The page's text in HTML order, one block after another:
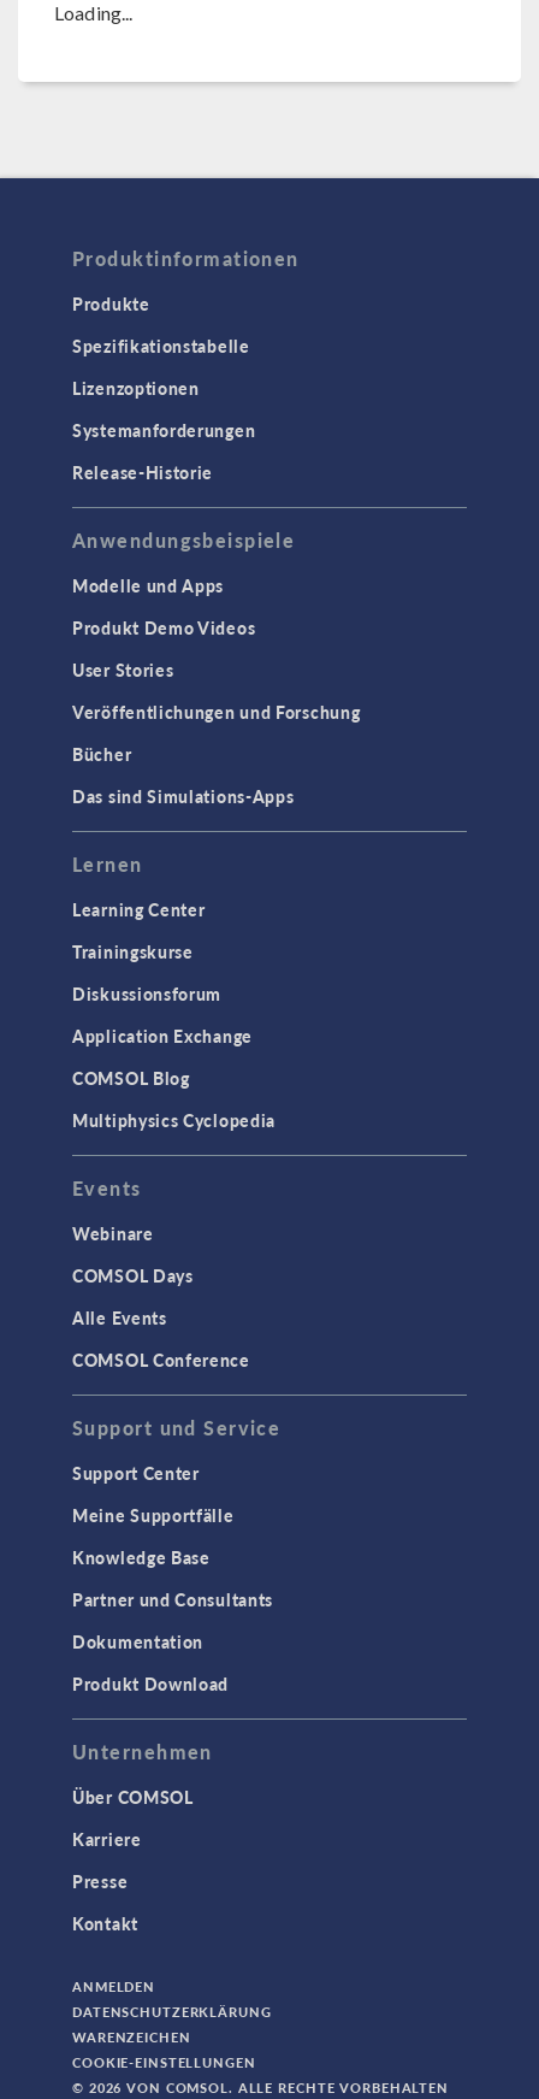
Loading...
Produktinformationen
Produkte
Spezifikationstabelle
Lizenzoptionen
Systemanforderungen
Release-Historie
Anwendungsbeispiele
Modelle und Apps
Produkt Demo Videos
User Stories
Veröffentlichungen und Forschung
Bücher
Das sind Simulations-Apps
Lernen
Learning Center
Trainingskurse
Diskussionsforum
Application Exchange
COMSOL Blog
Multiphysics Cyclopedia
Events
Webinare
COMSOL Days
Alle Events
COMSOL Conference
Support und Service
Support Center
Meine Supportfälle
Knowledge Base
Partner und Consultants
Dokumentation
Produkt Download
Unternehmen
Über COMSOL
Karriere
Presse
Kontakt
ANMELDEN
DATENSCHUTZERKLÄRUNG
WARENZEICHEN
COOKIE-EINSTELLUNGEN
© 2026 VON COMSOL. ALLE RECHTE VORBEHALTEN